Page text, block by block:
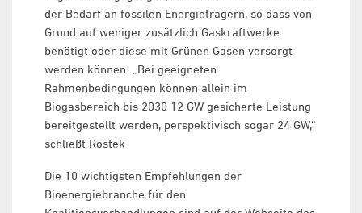
der Bedarf an fossilen Energieträgern, so dass von
Grund auf weniger zusätzlich Gaskraftwerke
benötigt oder diese mit Grünen Gasen versorgt
werden können. „Bei geeigneten
Rahmenbedingungen können allein im
Biogasbereich bis 2030 12 GW gesicherte Leistung
bereitgestellt werden, perspektivisch sogar 24 GW,“
schließt Rostek
Die 10 wichtigsten Empfehlungen der
Bioenergiebranche für den